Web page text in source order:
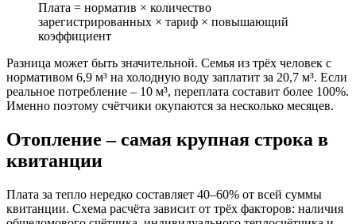
Плата = норматив × количество
зарегистрированных × тариф × повышающий
коэффициент
Разница может быть значительной. Семья из трёх человек с
нормативом 6,9 м³ на холодную воду заплатит за 20,7 м³. Если
реальное потребление – 10 м³, переплата составит более 100%.
Именно поэтому счётчики окупаются за несколько месяцев.
Отопление – самая крупная строка в
квитанции
Плата за тепло нередко составляет 40–60% от всей суммы
квитанции. Схема расчёта зависит от трёх факторов: наличия